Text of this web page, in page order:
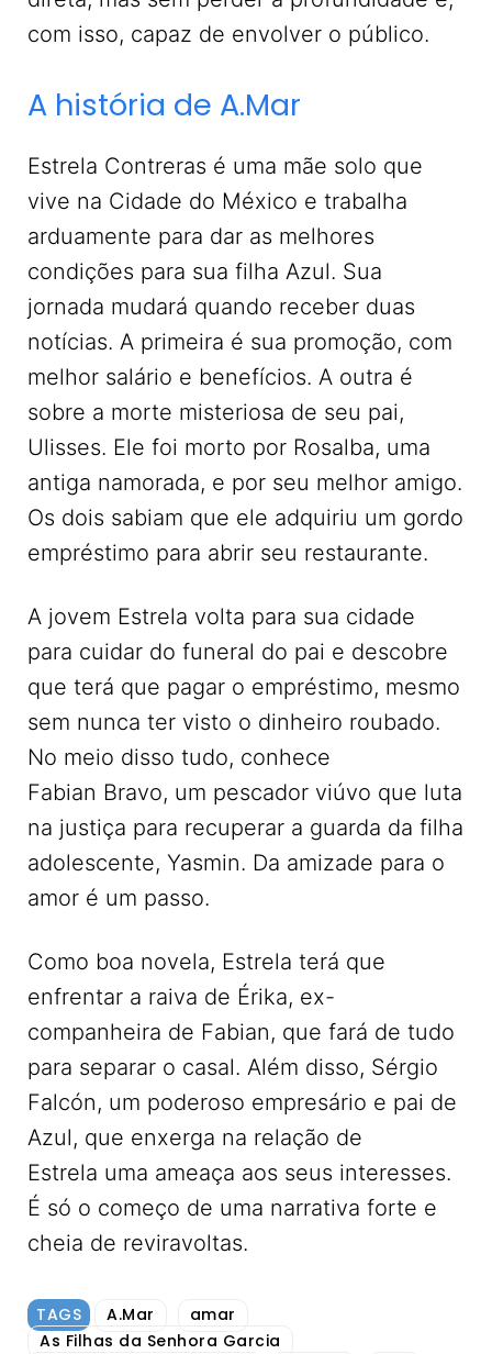
com isso, capaz de envolver o público.
A história de A.Mar
Estrela Contreras é uma mãe solo que
vive na Cidade do México e trabalha
arduamente para dar as melhores
condições para sua filha Azul. Sua
jornada mudará quando receber duas
notícias. A primeira é sua promoção, com
melhor salário e benefícios. A outra é
sobre a morte misteriosa de seu pai,
Ulisses. Ele foi morto por Rosalba, uma
antiga namorada, e por seu melhor amigo.
Os dois sabiam que ele adquiriu um gordo
empréstimo para abrir seu restaurante.
A jovem Estrela volta para sua cidade
para cuidar do funeral do pai e descobre
que terá que pagar o empréstimo, mesmo
sem nunca ter visto o dinheiro roubado.
No meio disso tudo, conhece
Fabian Bravo, um pescador viúvo que luta
na justiça para recuperar a guarda da filha
adolescente, Yasmin. Da amizade para o
amor é um passo.
Como boa novela, Estrela terá que
enfrentar a raiva de Érika, ex-
companheira de Fabian, que fará de tudo
para separar o casal. Além disso, Sérgio
Falcón, um poderoso empresário e pai de
Azul, que enxerga na relação de
Estrela uma ameaça aos seus interesses.
É só o começo de uma narrativa forte e
cheia de reviravoltas.
TAGS A.Mar
amar
As Filhas da Senhora Garcia